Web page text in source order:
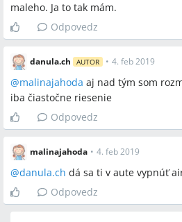
maleho. Ja to tak mám.
Odpovedz
danula.ch AUTOR • 4. feb 2019
@malinajahoda aj nad tým som
iba čiastočne riesenie
Odpovedz
malinajahoda • 4. feb 2019
@danula.ch dá sa ti v aute vypnúť
Odpovedz